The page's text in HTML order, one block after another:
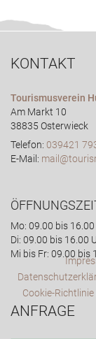
KONTAKT
Tourismusverein
Am Markt 10
38835 Osterwieck
Telefon: 039421
E-Mail:
Mo: 09.00 bis
Di: 09.00 bis 16.00
Mi bis Fr: 09.00 bis
Cookie-Richtlinie
ANFRAGE